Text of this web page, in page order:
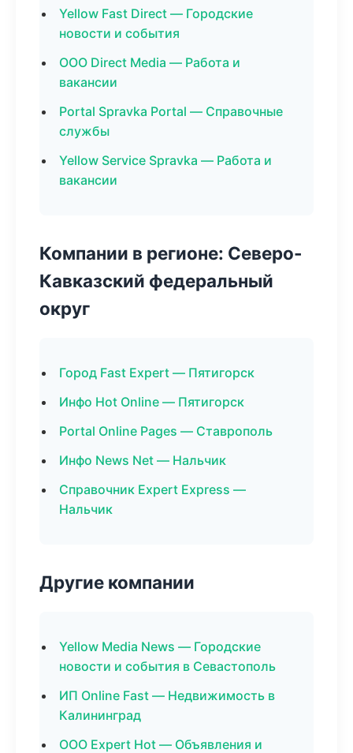
Yellow Fast Direct — Городские
новости и события
ООО Direct Media — Работа и
вакансии
Portal Spravka Portal — Справочные
службы
Yellow Service Spravka — Работа и
вакансии
Компании в регионе: Северо-
Кавказский федеральный
округ
Город Fast Expert — Пятигорск
Инфо Hot Online — Пятигорск
Portal Online Pages — Ставрополь
Инфо News Net — Нальчик
Справочник Expert Express —
Нальчик
Другие компании
Yellow Media News — Городские
новости и события в Севастополь
ИП Online Fast — Недвижимость в
Калининград
ООО Expert Hot — Объявления и